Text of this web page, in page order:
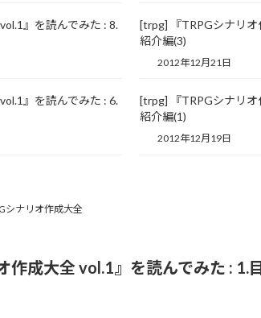
』を読んでみた : 8.
[trpg] 『TRPGシナリオ
紹介編(3)
2012年12月21日
』を読んでみた : 6.
[trpg] 『TRPGシナリオ
紹介編(1)
2012年12月19日
シナリオ作成大全
作成大全 vol.1』を読んでみた : 1.